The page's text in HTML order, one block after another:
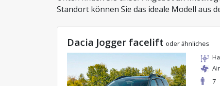
Standort können Sie das ideale Modell aus
Dacia Jogger facelift oder ähnliches
7